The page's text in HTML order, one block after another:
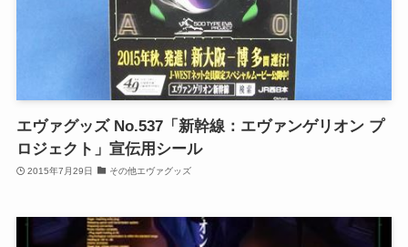
エヴァグッズ No.537「新幹線：エヴァンゲリオン プ
ロジェクト」宣伝用シール
2015年7月29日 その他エヴァグッズ